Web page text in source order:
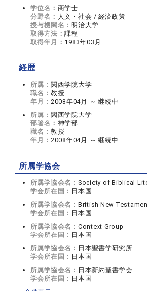
学位名： 商学士
分野名： 人文・社会 / 経済政策
授与機関名：明治大学
取得方法：課程
取得年月： 1983年03月
経歴
所属： 関西学院大学
職名： 教授
年月： 2008年04月 ～ 継続中
所属： 関西学院大学
部署名： 神学部
職名： 教授
年月： 2008年04月 ～ 継続中
所属学協会
所属学協会名： Society of Biblical
学会所在国： 日本国
所属学協会名： British New
学会所在国： 日本国
所属学協会名： Context Group
学会所在国： 日本国
所属学協会名： 日本聖書学研究所
学会所在国： 日本国
所属学協会名： 日本新約聖書学会
学会所在国： 日本国